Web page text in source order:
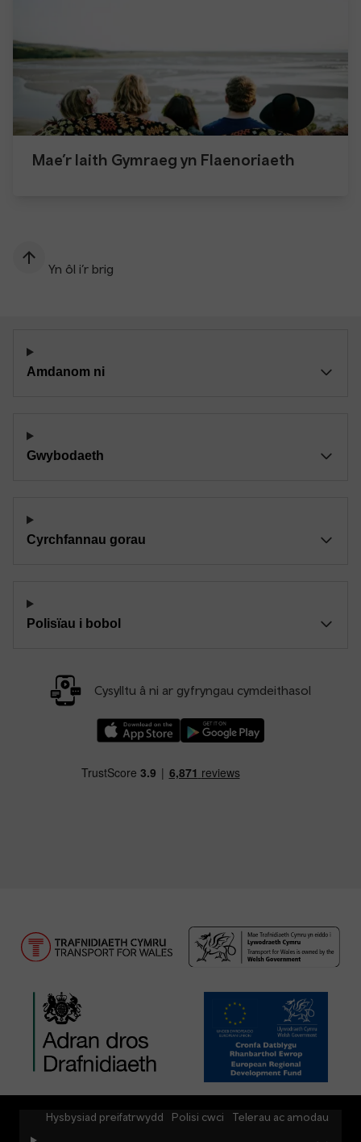
Mae’r Iaith Gymraeg yn Flaenoriaeth
Yn ôl i’r brig
Amdanom ni
Gwybodaeth
Cyrchfannau gorau
Polisïau i bobol
Cysylltu â ni ar gyfryngau cymdeithasol
Hysbysiad preifatrwydd Polisi cwci Telerau ac amodau